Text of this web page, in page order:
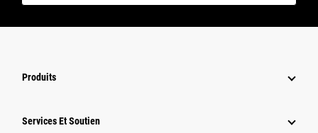
Produits
Services Et Soutien